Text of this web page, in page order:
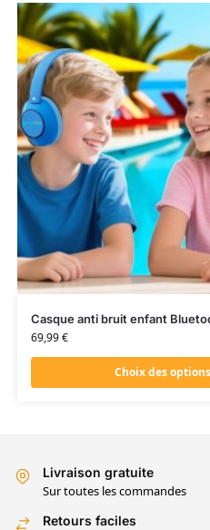
Casque anti bruit enfant
69,99€
Choix des options
Livraison gratuite
Sur toutes les commandes
Retours faciles